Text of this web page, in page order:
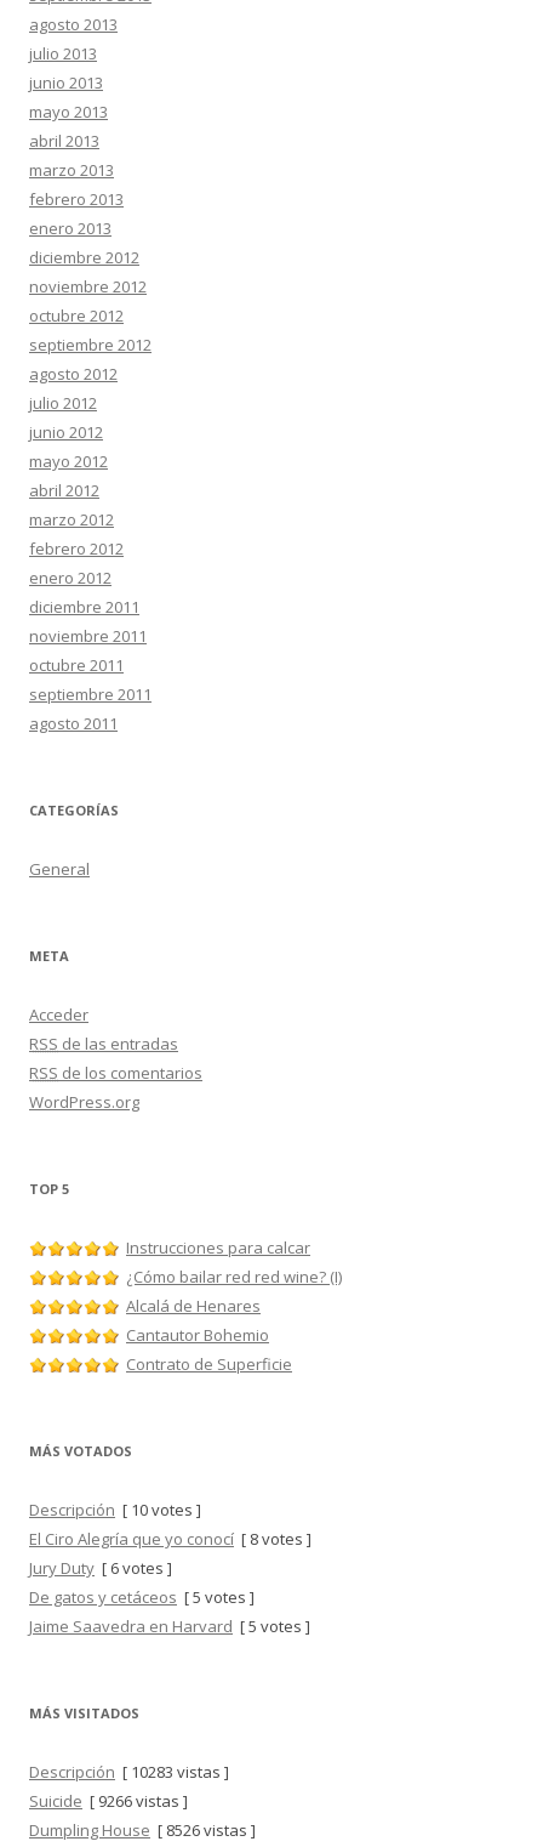
agosto 2013
julio 2013
junio 2013
mayo 2013
abril 2013
marzo 2013
febrero 2013
enero 2013
diciembre 2012
noviembre 2012
octubre 2012
septiembre 2012
agosto 2012
julio 2012
junio 2012
mayo 2012
abril 2012
marzo 2012
febrero 2012
enero 2012
diciembre 2011
noviembre 2011
octubre 2011
septiembre 2011
agosto 2011
CATEGORÍAS
General
META
Acceder
RSS de las entradas
RSS de los comentarios
WordPress.org
TOP 5
Instrucciones para calcar
¿Cómo bailar red red wine? (I)
Alcalá de Henares
Cantautor Bohemio
Contrato de Superficie
MÁS VOTADOS
Descripción [ 10 votes ]
El Ciro Alegría que yo conocí [ 8 votes ]
Jury Duty [ 6 votes ]
De gatos y cetáceos [ 5 votes ]
Jaime Saavedra en Harvard [ 5 votes ]
MÁS VISITADOS
Descripción [ 10283 vistas ]
Suicide [ 9266 vistas ]
Dumpling House [ 8526 vistas ]